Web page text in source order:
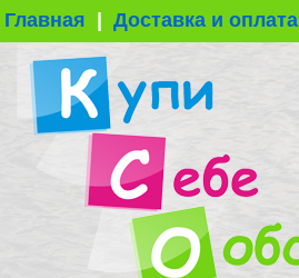
Главная Доставка и оплата